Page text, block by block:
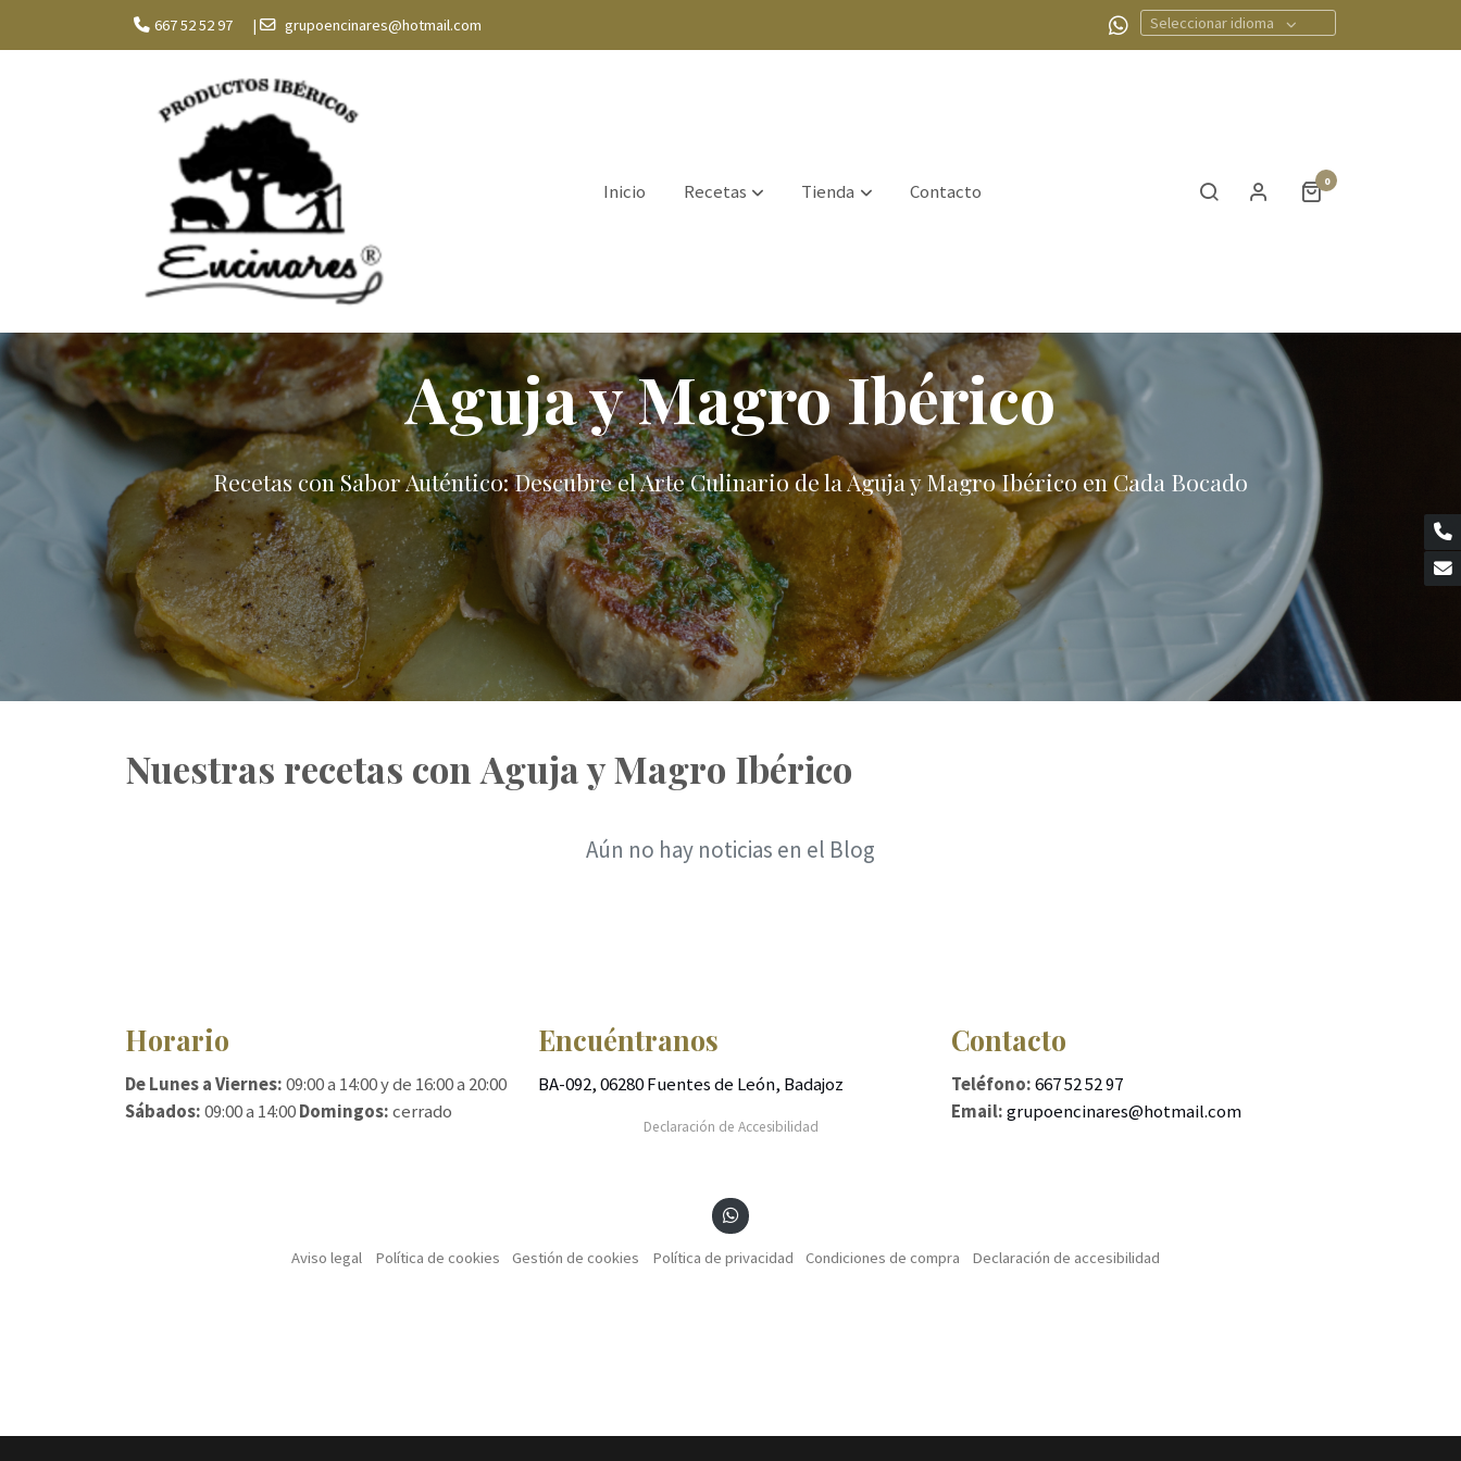
667 52 52 97 | grupoencinares@hotmail.com Seleccionar idioma
Inicio Recetas Tienda Contacto 0
Aguja y Magro Ibérico
Recetas con Sabor Auténtico: Descubre el Arte Culinario de la Aguja y Magro Ibérico en Cada Bocado
Nuestras recetas con Aguja y Magro Ibérico
Aún no hay noticias en el Blog
Horario
De Lunes a Viernes:09:00 a 14:00 y de 16:00 a 20:00
Sábados:09:00 a 14:00Domingos:cerrado
Encuéntranos
BA-092, 06280 Fuentes de León, Badajoz
Declaración de Accesibilidad
Contacto
Teléfono:667 52 52 97
Email:grupoencinares@hotmail.com
Aviso legal Política de cookies Gestión de cookies Política de privacidad Condiciones de compra Declaración de accesibilidad